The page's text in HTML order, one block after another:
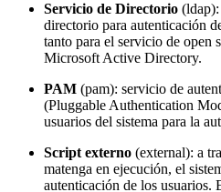
Servicio de Directorio
directorio para autenticación
tanto para el servicio de open
Microsoft Active Directory.
PAM (pam): servicio de
(Pluggable Authentication
usuarios del sistema para la
Script externo (external): a
matenga en ejecución, el
autenticación de los usuarios.